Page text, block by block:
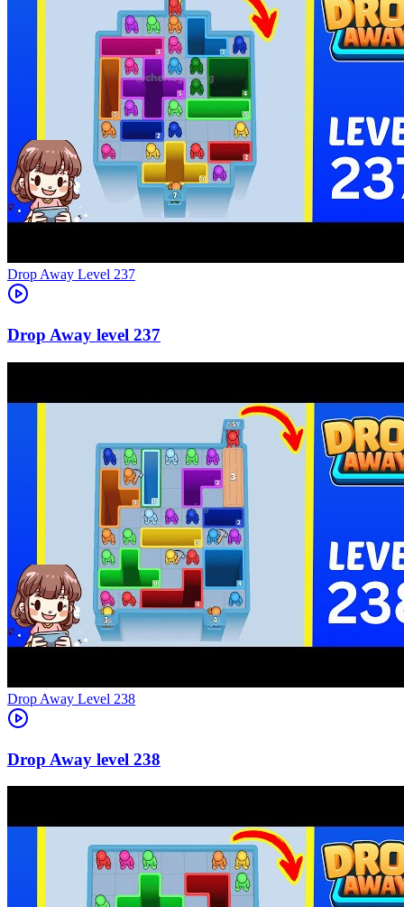
Level 237
237
Level 238
238